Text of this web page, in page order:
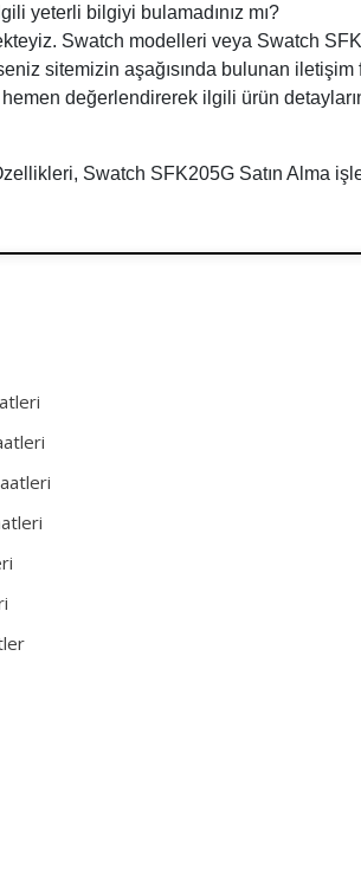
yeterli bilgiyi bulamadınız mı?
Swatch modelleri veya Swatch
sitemizin aşağısında bulunan iletişim
değerlendirerek ilgili ürün
Swatch SFK205G Satın Alma